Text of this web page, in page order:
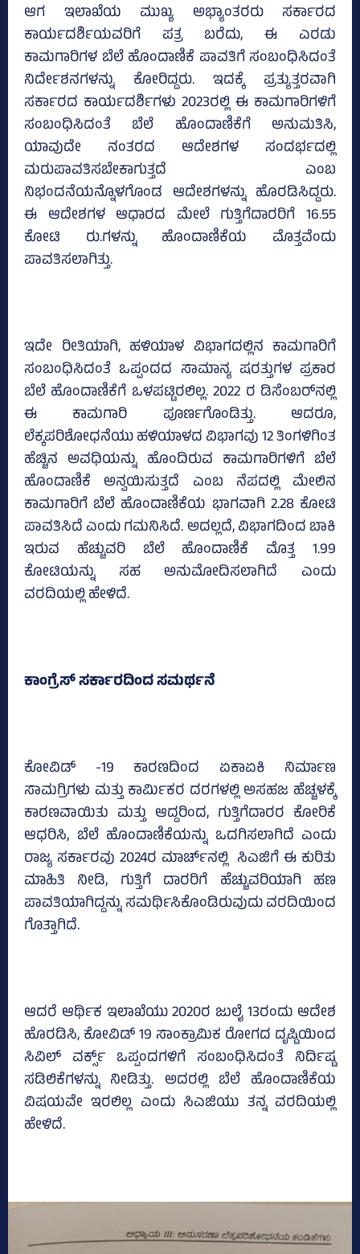
ಆಗ ಇಲಾಖೆಯ ಮುಖ್ಯ ಅಭ್ಯಾಂತರರು ಸರ್ಕಾರದ
ಕಾರ್ಯದರ್ಶಿಯವರಿಗೆ ಪತ್ರ ಬರೆದು, ಈ ಎರಡು
ಕಾಮಗಾರಿಗಳ ಬೆಲೆ ಹೊಂದಾಣಿಕೆ ಪಾವತಿಗೆ ಸಂಬಂಧಿಸಿದಂತೆ
ನಿರ್ದೇಶನಗಳನ್ನು ಕೋರಿದ್ದರು. ಇದಕ್ಕೆ ಪ್ರತ್ಯುತ್ತರವಾಗಿ
ಸರ್ಕಾರದ ಕಾರ್ಯದರ್ಶಿಗಳು 2023ರಲ್ಲಿ ಈ ಕಾಮಗಾರಿಗಳಿಗೆ
ಸಂಬಂಧಿಸಿದಂತೆ ಬೆಲೆ ಹೊಂದಾಣಿಕೆಗೆ ಅನುಮತಿಸಿ,
ಯಾವುದೇ ನಂತರದ ಆದೇಶಗಳ ಸಂದರ್ಭದಲ್ಲಿ
ಮರುಪಾವತಿಸಬೇಕಾಗುತ್ತದೆ ಎಂಬ
ನಿಭಂದನೆಯನ್ನೊಳಗೊಂಡ ಆದೇಶಗಳನ್ನು ಹೊರಡಿಸಿದ್ದರು.
ಈ ಆದೇಶಗಳ ಆಧಾರದ ಮೇಲೆ ಗುತ್ತಿಗೆದಾರರಿಗೆ 16.55
ಕೋಟಿ ರು.ಗಳನ್ನು ಹೊಂದಾಣಿಕೆಯ ಮೊತ್ತವೆಂದು
ಪಾವತಿಸಲಾಗಿತ್ತು.
ಇದೇ ರೀತಿಯಾಗಿ, ಹಳಿಯಾಳ ವಿಭಾಗದಲ್ಲಿನ ಕಾಮಗಾರಿಗೆ
ಸಂಬಂಧಿಸಿದಂತೆ ಒಪ್ಪಂದದ ಸಾಮಾನ್ಯ ಷರತ್ತುಗಳ ಪ್ರಕಾರ
ಬೆಲೆ ಹೊಂದಾಣಿಕೆಗೆ ಒಳಪಟ್ಟಿರಲಿಲ್ಲ. 2022 ರ ಡಿಸೆಂಬರ್‌ನಲ್ಲಿ
ಈ ಕಾಮಗಾರಿ ಪೂರ್ಣಗೊಂಡಿತ್ತು. ಆದರೂ,
ಲೆಕ್ಕಪರಿಶೋಧನೆಯು ಹಳಿಯಾಳದ ವಿಭಾಗವು 12 ತಿಂಗಳಿಗಿಂತ
ಹೆಚ್ಚಿನ ಅವಧಿಯನ್ನು ಹೊಂದಿರುವ ಕಾಮಗಾರಿಗಳಿಗೆ ಬೆಲೆ
ಹೊಂದಾಣಿಕೆ ಅನ್ವಯಿಸುತ್ತದೆ ಎಂಬ ನೆಪದಲ್ಲಿ ಮೇಲಿನ
ಕಾಮಗಾರಿಗೆ ಬೆಲೆ ಹೊಂದಾಣಿಕೆಯ ಭಾಗವಾಗಿ 2.28 ಕೋಟಿ
ಪಾವತಿಸಿದೆ ಎಂದು ಗಮನಿಸಿದೆ. ಅದಲ್ಲದೆ, ವಿಭಾಗದಿಂದ ಬಾಕಿ
ಇರುವ ಹೆಚ್ಚುವರಿ ಬೆಲೆ ಹೊಂದಾಣಿಕೆ ಮೊತ್ತ 1.99
ಕೋಟಿಯನ್ನು ಸಹ ಅನುಮೋದಿಸಲಾಗಿದೆ ಎಂದು
ವರದಿಯಲ್ಲಿ ಹೇಳಿದೆ.
ಕಾಂಗ್ರೆಸ್‌ ಸರ್ಕಾರದಿಂದ ಸಮರ್ಥನೆ
ಕೋವಿಡ್ -19 ಕಾರಣದಿಂದ ಏಕಾಏಕಿ ನಿರ್ಮಾಣ
ಸಾಮಗ್ರಿಗಳು ಮತ್ತು ಕಾರ್ಮಿಕರ ದರಗಳಲ್ಲಿ ಅಸಹಜ ಹೆಚ್ಚಳಕ್ಕೆ
ಕಾರಣವಾಯಿತು ಮತ್ತು ಆದ್ದರಿಂದ, ಗುತ್ತಿಗೆದಾರರ ಕೋರಿಕೆ
ಆಧರಿಸಿ, ಬೆಲೆ ಹೊಂದಾಣಿಕೆಯನ್ನು ಒದಗಿಸಲಾಗಿದೆ ಎಂದು
ರಾಜ್ಯ ಸರ್ಕಾರವು 2024ರ ಮಾರ್ಚ್‌ನಲ್ಲಿ ಸಿಎಜಿಗೆ ಈ ಕುರಿತು
ಮಾಹಿತಿ ನೀಡಿ, ಗುತ್ತಿಗೆ ದಾರರಿಗೆ ಹೆಚ್ಚುವರಿಯಾಗಿ ಹಣ
ಪಾವತಿಯಾಗಿದ್ದನ್ನು ಸಮರ್ಥಿಸಿಕೊಂಡಿರುವುದು ವರದಿಯಿಂದ
ಗೊತ್ತಾಗಿದೆ.
ಆದರೆ ಆರ್ಥಿಕ ಇಲಾಖೆಯು 2020ರ ಜುಲೈ 13ರಂದು ಆದೇಶ
ಹೊರಡಿಸಿ, ಕೋವಿಡ್ 19 ಸಾಂಕ್ರಾಮಿಕ ರೋಗದ ದೃಷ್ಟಿಯಿಂದ
ಸಿವಿಲ್ ವರ್ಕ್ಸ್ ಒಪ್ಪಂದಗಳಿಗೆ ಸಂಬಂಧಿಸಿದಂತೆ ನಿರ್ದಿಷ್ಟ
ಸಡಿಲಿಕೆಗಳನ್ನು ನೀಡಿತ್ತು. ಅದರಲ್ಲಿ ಬೆಲೆ ಹೊಂದಾಣಿಕೆಯ
ವಿಷಯವೇ ಇರಲಿಲ್ಲ ಎಂದು ಸಿಎಜಿಯು ತನ್ನ ವರದಿಯಲ್ಲಿ
ಹೇಳಿದೆ.